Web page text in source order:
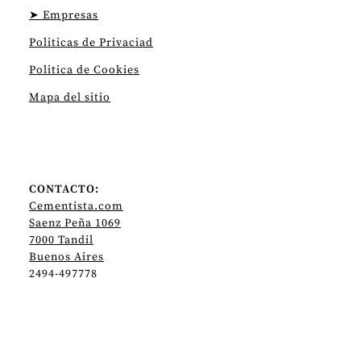
➤ Empresas
Politicas de Privaciad
Politica de Cookies
Mapa del sitio
CONTACTO:
Cementista.com
Saenz Peña 1069
7000 Tandil
Buenos Aires
2494-497778